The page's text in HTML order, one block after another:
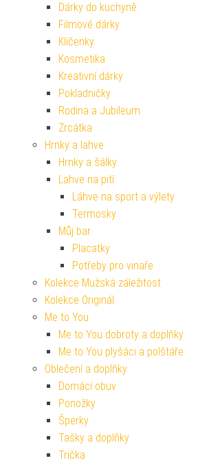
Dárky do kuchyně
Filmové dárky
Klíčenky
Kosmetika
Kreativní dárky
Pokladničky
Rodina a Jubileum
Zrcátka
Hrnky a lahve
Hrnky a šálky
Lahve na pití
Láhve na sport a výlety
Termosky
Můj bar
Placatky
Potřeby pro vinaře
Kolekce Mužská záležitost
Kolekce Originál
Me to You
Me to You dobroty a doplňky
Me to You plyšáci a polštáře
Oblečení a doplňky
Domácí obuv
Ponožky
Šperky
Tašky a doplňky
Trička